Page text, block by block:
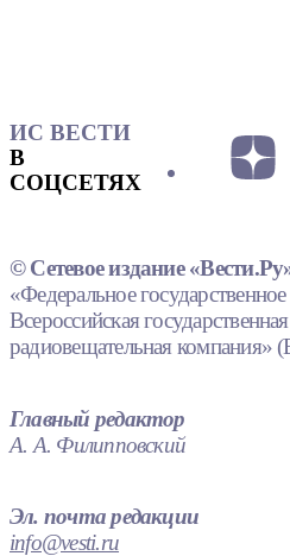
ИС ВЕСТИ
В
СОЦСЕТЯХ
© Сетевое издание
«Федеральное
Всероссийская
радиовещательная компания»
Главный редактор
А. А. Филипповский
Эл. почта редакции
info@vesti.ru